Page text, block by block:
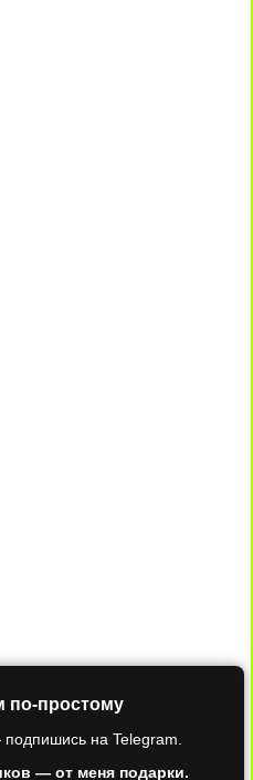
по-простому
на Telegram.
— от меня подарки.